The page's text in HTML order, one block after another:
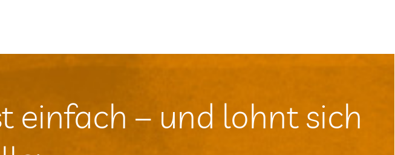
ein­fach – und lohnt sich